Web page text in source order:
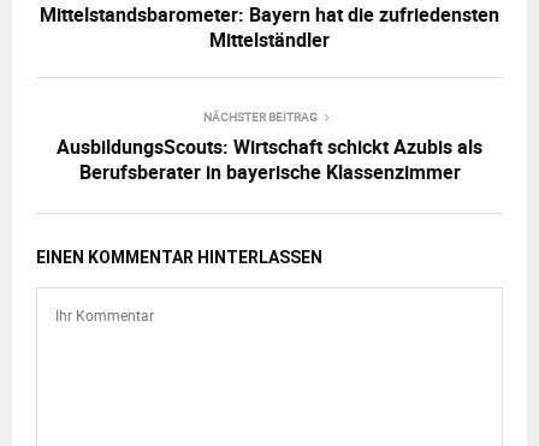
Mittelstandsbarometer: Bayern hat die zufriedensten
Mittelständler
NÄCHSTER BEITRAG
AusbildungsScouts: Wirtschaft schickt Azubis als
Berufsberater in bayerische Klassenzimmer
EINEN KOMMENTAR HINTERLASSEN